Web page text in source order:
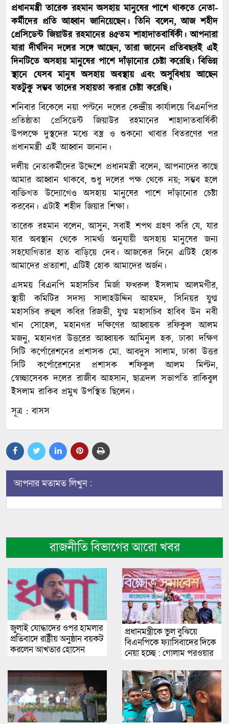
প্রধানমন্ত্রী তারেক রহমান অসহায় মানুষের পাশে থাকতে নেতা-
কর্মীদের প্রতি আহ্বান জানিয়েছেন। তিনি বলেন, আজ শহীদ
প্রেসিডেন্ট জিয়াউর রহমানের ৪৫তম শাহাদাতবার্ষিকী। আপনারা
যারা দীর্ঘদিন দলের সঙ্গে আছেন, তারা জানেন প্রতিবছরই এই
দিনটিতে অসহায় মানুষের পাশে দাঁড়ানোর চেষ্টা করেছি। বিভিন্ন
স্থানে যেসব মানুষ অসহায় অবস্থায় এবং অসুবিধায় আছেন
যতটুকু সম্ভব তাদের সহায়তা করার চেষ্টা করেছি।
শনিবার বিকেলে নয়া পল্টনে দলের কেন্দ্রীয় কার্যালয়ে বিএনপির
প্রতিষ্ঠাতা প্রেসিডেন্ট জিয়াউর রহমানের শাহাদাতবার্ষিকী
উপলক্ষে দুস্থদের মধ্যে বস্ত্র ও শুকনো খাবার বিতরণের পর
প্রধানমন্ত্রী এই আহ্বান জানান।
দলীয় নেতাকর্মীদের উদ্দেশে প্রধানমন্ত্রী বলেন, আপনাদের কাছে
আমার আহ্বান থাকবে, শুধু দলের পক্ষ থেকে নয়; সম্ভব হলে
ব্যক্তিগত উদ্যোগেও অসহায় মানুষের পাশে দাঁড়ানোর চেষ্টা
করবেন। এটাই শহীদ জিয়ার শিক্ষা।
তারেক রহমান বলেন, আসুন, সবাই শপথ গ্রহণ করি যে, যার
যার অবস্থান থেকে সামর্থ্য অনুযায়ী অসহায় মানুষের জন্য
সহযোগিতার হাত বাড়িয়ে দেব। আজকের দিনে এটিই হোক
আমাদের প্রত্যাশা, এটিই হোক আমাদের অর্জন।
এসময় বিএনপি মহাসচিব মির্জা ফখরুল ইসলাম আলমগীর,
স্থায়ী কমিটির সদস্য সালাহউদ্দিন আহমদ, সিনিয়র যুগ্ম
মহাসচিব রুহুল কবির রিজভী, যুগ্ম মহাসচিব হাবিব উন নবী
খান সোহেল, মহানগর দক্ষিণের আহ্বায়ক রফিকুল আলম
মজনু, মহানগর উত্তরের আহ্বায়ক আমিনুল হক, ঢাকা দক্ষিণ
সিটি কর্পোরেশনের প্রশাসক মো. আবদুস সালাম, ঢাকা উত্তর
সিটি কর্পোরেশনের প্রশাসক শফিকুল আলম মিল্টন,
স্বেচ্ছাসেবক দলের রাজীব আহসান, ছাত্রদল সভাপতি রাকিবুল
ইসলাম রাকিব প্রমুখ উপস্থিত ছিলেন।
সূত্র : বাসস
আপনার মতামত লিখুন :
রাজনীতি বিভাগের আরো খবর
জুলাই যোদ্ধাদের ওপর হামলার
প্রতিবাদে রাষ্ট্রীয় অনুষ্ঠান বয়কট
করলেন আখতার হোসেন
প্রধানমন্ত্রীকে ভুল বুঝিয়ে
বিএনপিকে ফ্যাসিবাদের দিকে
নেয়া হচ্ছে : গোলাম পরওয়ার